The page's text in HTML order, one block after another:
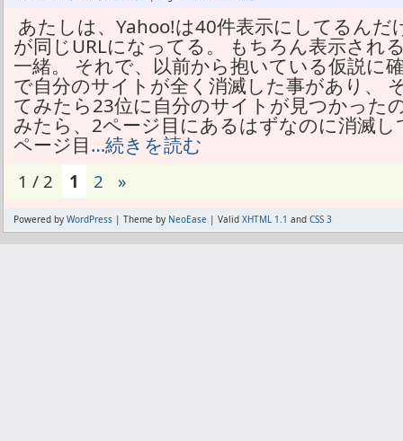
あたしは、Yahoo!は40件表示にしてるんだ
が同じURLになってる。 もちろん表示され
一緒。 それで、以前から抱いている仮説に
で自分のサイトが全く消滅した事があり、
てみたら23位に自分のサイトが見つかった
みたら、2ページ目にあるはずなのに消滅
ページ目…続きを読む
1 / 2 1 2 »
Powered by WordPress | Theme by NeoEase | Valid XHTML 1.1 and CSS 3